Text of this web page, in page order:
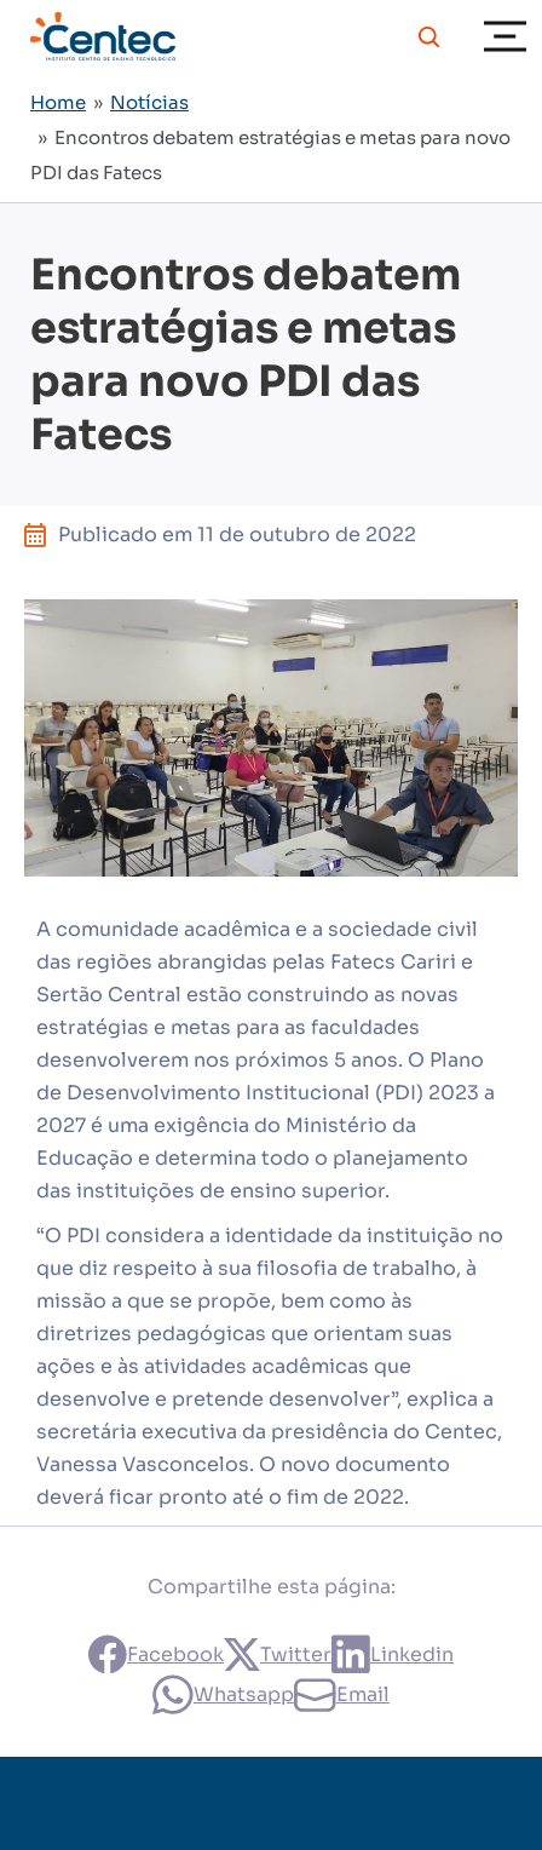
Home » Notícias
» Encontros debatem estratégias e metas para novo
PDI das Fatecs
Encontros debatem
estratégias e metas
para novo PDI das
Fatecs
Publicado em 11 de outubro de 2022
A comunidade acadêmica e a sociedade civil
das regiões abrangidas pelas Fatecs Cariri e
Sertão Central estão construindo as novas
estratégias e metas para as faculdades
desenvolverem nos próximos 5 anos. O Plano
de Desenvolvimento Institucional (PDI) 2023 a
2027 é uma exigência do Ministério da
Educação e determina todo o planejamento
das instituições de ensino superior.
“O PDI considera a identidade da instituição no
que diz respeito à sua filosofia de trabalho, à
missão a que se propõe, bem como às
diretrizes pedagógicas que orientam suas
ações e às atividades acadêmicas que
desenvolve e pretende desenvolver”, explica a
secretária executiva da presidência do Centec,
Vanessa Vasconcelos. O novo documento
deverá ficar pronto até o fim de 2022.
Compartilhe esta página:
Facebook Twitter
Linkedin
Whatsapp
Email